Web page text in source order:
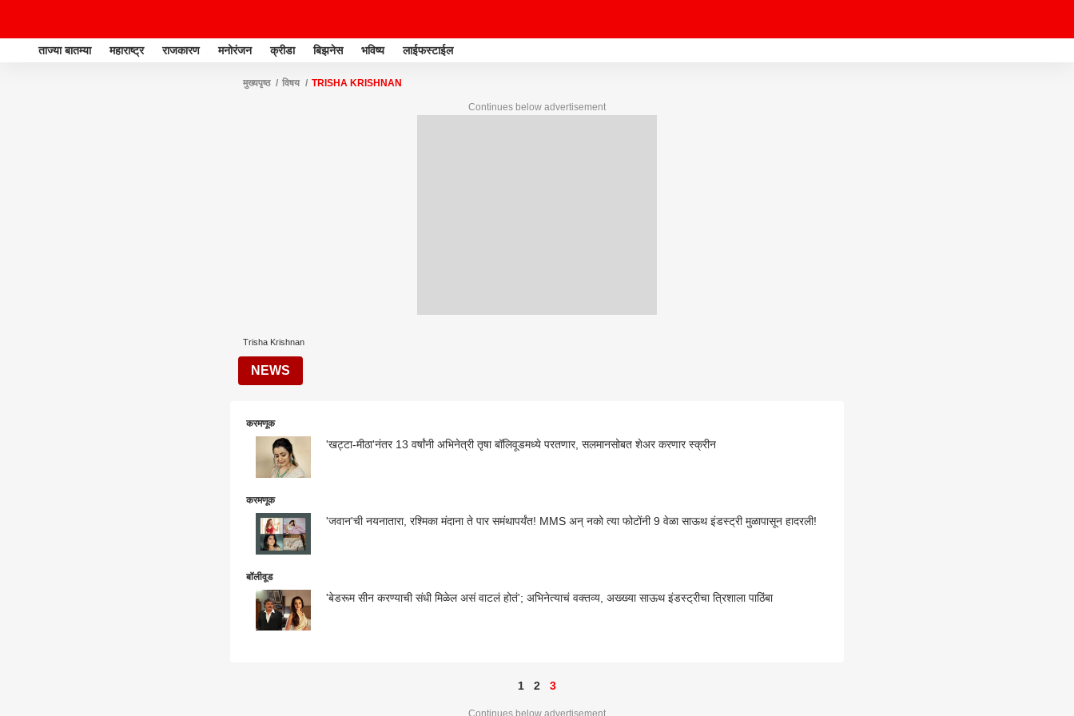
ताज्या बातम्या महाराष्ट्र राजकारण मनोरंजन क्रीडा बिझनेस भविष्य लाईफस्टाईल
मुख्यपृष्ठ विषय TRISHA KRISHNAN
Continues below advertisement
Trisha Krishnan
NEWS
करमणूक
'खट्टा-मीठा'नंतर 13 वर्षांनी अभिनेत्री तृषा बॉलिवूडमध्ये परतणार, सलमानसोबत शेअर करणार स्क्रीन
करमणूक
'जवान'ची नयनातारा, रश्मिका मंदाना ते पार समंथापर्यंत! MMS अन् नको त्या फोटोंनी 9 वेळा साऊथ इंडस्ट्री मुळापासून हादरली!
बॉलीवूड
'बेडरूम सीन करण्याची संधी मिळेल असं वाटलं होतं'; अभिनेत्याचं वक्तव्य, अख्ख्या साऊथ इंडस्ट्रीचा त्रिशाला पाठिंबा
1 2 3